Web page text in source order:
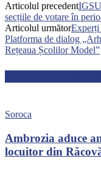
Articolul precedent
secțiile de votare în
Articolul următorExperți
Platforma de dialog
Rețeaua Școlilor Model”
Soroca
Ambrozia aduce
locuitor din